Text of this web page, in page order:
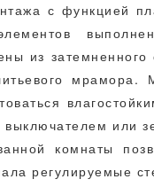
с функцией
из затемненного
мрамора.
или
комнаты
регулируемые